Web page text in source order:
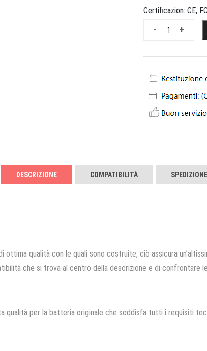
Certificazion: CE,
+
-
DESCRIZIONE COMPATIBILITÀ
ottima qualità con le quali sono costruite, ciò assicura
che si trova al centro della descrizione e di
qualità per la batteria originale che soddisfa tutti i requisiti